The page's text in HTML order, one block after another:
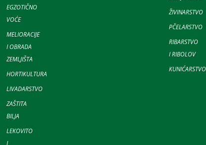
EGZOTIČNO
VOĆE
MELIORACIJE
I OBRADA
ZEMLJIŠTA
HORTIKULTURA
LIVADARSTVO
ZAŠTITA
BILJA
LEKOVITO
ŽIVINARSTVO
PČELARSTVO
RIBARSTVO
I RIBOLOV
KUNIĆARSTVO